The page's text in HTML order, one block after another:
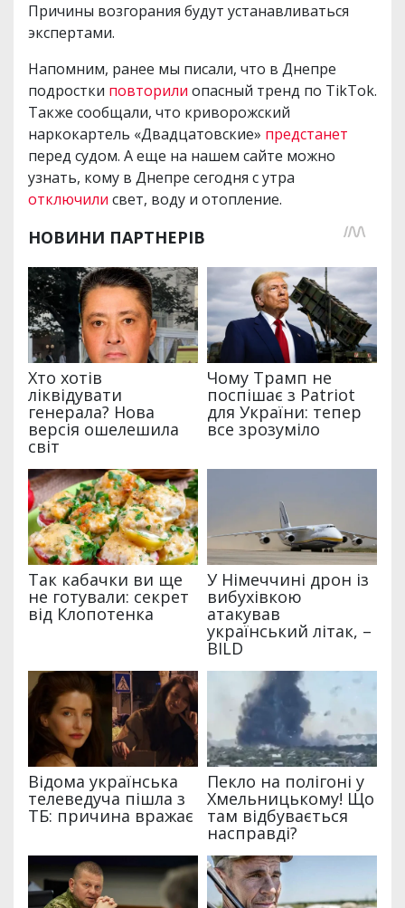
Причины возгорания будут устанавливаться
экспертами.
Напомним, ранее мы писали, что в Днепре
подростки повторили опасный тренд по TikTok.
Также сообщали, что криворожский
наркокартель «Двадцатовские» предстанет
перед судом. А еще на нашем сайте можно
узнать, кому в Днепре сегодня с утра
отключили свет, воду и отопление.